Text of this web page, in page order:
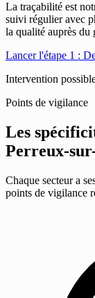
La traçabilité est
suivi régulier avec
la qualité auprès du
Lancer l'étape 1 :
Intervention
Points de vigilance
Les
Perreux-
Chaque secteur a
points de vigilance